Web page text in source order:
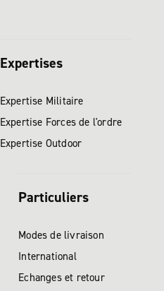
Expertises
Expertise Militaire
Expertise Forces de l'ordre
Expertise Outdoor
Particuliers
Modes de livraison
International
Echanges et retour